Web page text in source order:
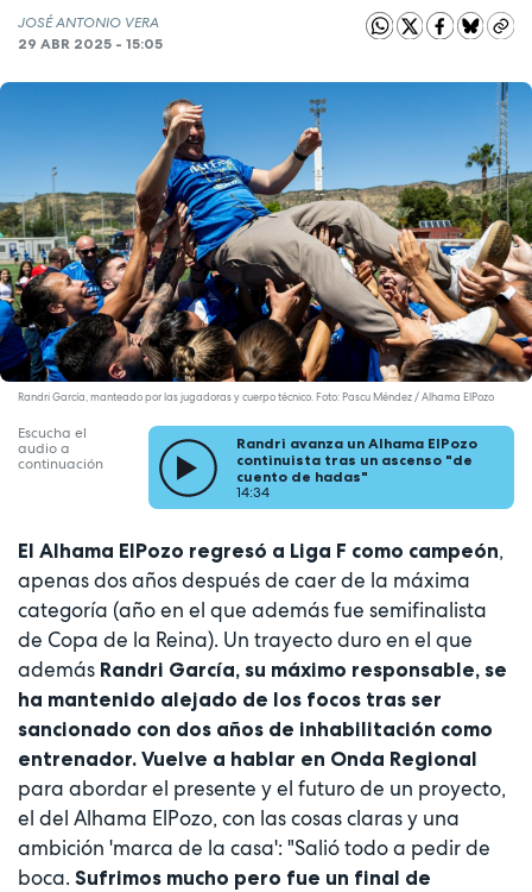
JOSÉ ANTONIO VERA
29 ABR 2025 - 15:05
Randri García, manteado por las jugadoras y cuerpo técnico. Foto: Pascu Méndez / Alhama ElPozo
Escucha el
audio a
continuación
Randri avanza un Alhama ElPozo
continuista tras un ascenso "de
cuento de hadas"
14:34
El Alhama ElPozo regresó a Liga F como campeón,
apenas dos años después de caer de la máxima
categoría (año en el que además fue semifinalista
de Copa de la Reina). Un trayecto duro en el que
además Randri García, su máximo responsable, se
ha mantenido alejado de los focos tras ser
sancionado con dos años de inhabilitación como
entrenador. Vuelve a hablar en Onda Regional
para abordar el presente y el futuro de un proyecto,
el del Alhama ElPozo, con las cosas claras y una
ambición 'marca de la casa': "Salió todo a pedir de
boca. Sufrimos mucho pero fue un final de